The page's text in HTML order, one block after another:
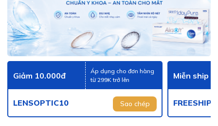
Giảm 10.000đ
Áp dụng cho đơn hàng
từ 299K trở lên
LENSOPTIC10 Sao chép
Miễn ship
FREESHIP